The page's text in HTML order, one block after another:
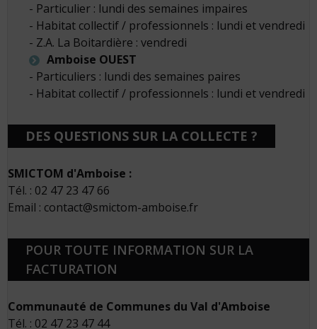
- Particulier : lundi des semaines impaires
- Habitat collectif / professionnels : lundi et vendredi
- Z.A. La Boitardière : vendredi
Amboise OUEST
- Particuliers : lundi des semaines paires
- Habitat collectif / professionnels : lundi et vendredi
DES QUESTIONS SUR LA COLLECTE ?
SMICTOM d'Amboise :
Tél. : 02 47 23 47 66
Email : contact@smictom-amboise.fr
POUR TOUTE INFORMATION SUR LA
FACTURATION
Communauté de Communes du Val d'Amboise
Tél. : 02 47 23 47 44